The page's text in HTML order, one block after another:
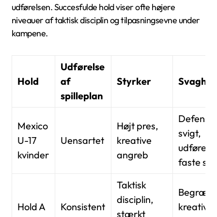
udførelsen. Succesfulde hold viser ofte højere
niveauer af taktisk disciplin og tilpasningsevne under
kampene.
Hold
Udførelse
af
spilleplan
Styrker
Mexico
U-17
kvinder
Uensartet
Højt pres,
kreative
angreb
svigt,
faste spil
Hold A Konsistent
Taktisk
disciplin,
stærkt